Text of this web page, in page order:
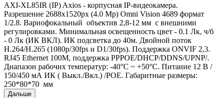
AXI-XL85IR (IP) Axios - корпусная IP-видеокамера.
Разрешение 2688х1520px (4.0 Mp) Omni Vision 4689 формат
1/2.8. Вариофокальный объектив 2,8-12 мм с внешними
регулировками. Минимальная освещенность цвет - 0.1 Лк, ч/б
- 0 Лк (ИК ВКЛ). ИК подсветка до 40м. Двойной поток
H.264/H.265 (1080p/30fps и D1/30fps). Поддержка ONVIF 2,3.
RJ45 Ethernet 100M, поддержка PPPOE/DHCP/DDNS/UPNP/.
Диапазон рабочих температур: -40°С ~ +50°С. Питание 12 В /
150/450 мА ИК ( Выкл./Вкл.) /POE. Габаритные размеры:
250*80*70 мм
Дальше